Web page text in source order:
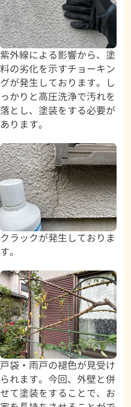
紫外線による影響から、塗
料の劣化を示すチョーキン
グが発生しております。し
っかりと高圧洗浄で汚れを
落とし、塗装をする必要が
あります。
クラックが発生しておりま
す。
戸袋・雨戸の褪色が見受け
られます。今回、外壁と併
せて塗装をすることで、お